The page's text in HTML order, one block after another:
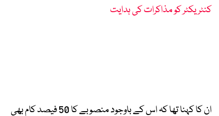
کنٹریکٹر کو مذاکرات کی ہدایت
ان کا کہنا تھا کہ اس کے باوجود منصوبے کا 50 فیصد کام بھی